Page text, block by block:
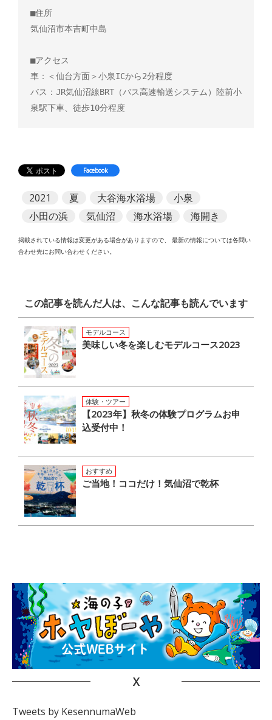
■住所
気仙沼市本吉町中島
■アクセス
車：＜仙台方面＞小泉ICから2分程度
バス：JR気仙沼線BRT（バス高速輸送システム）陸前小
Facebook
2021 夏 大谷海水浴場
小泉
小田の浜
気仙沼 海水浴場 海開き
掲載されている情報は変更がある場合がありますので、
最新の情報については各問い
合わせ先にお問い合わせください。
この記事を読んだ人は、こんな記事も読んでいます
モデルコース
美味しい冬を楽しむモデルコース2023
体験・ツアー
【2023年】秋冬の体験プログラムお申
込受付中！
おすすめ
ご当地！ココだけ！気仙沼で乾杯
X
Tweets by KesennumaWeb